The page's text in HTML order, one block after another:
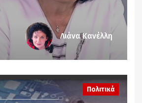
Λιάνα Κανέλλη
Πολιτικά